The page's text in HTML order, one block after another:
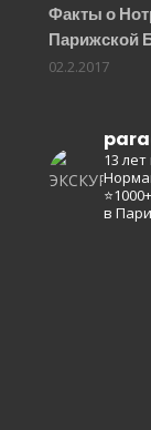
Факты о
Парижской
02.2.2017
13
в